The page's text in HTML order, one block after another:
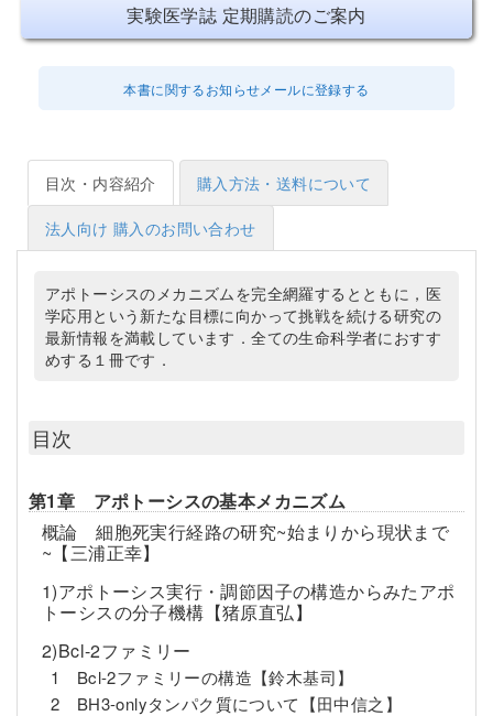
実験医学誌 定期購読のご案内
本書に関するお知らせメールに登録する
目次・内容紹介 購入方法・送料について
法人向け 購入のお問い合わせ
アポトーシスのメカニズムを完全網羅するとともに，医
学応用という新たな目標に向かって挑戦を続ける研究の
最新情報を満載しています．全ての生命科学者におすす
めする１冊です．
目次
第1章 アポトーシスの基本メカニズム
概論 細胞死実行経路の研究~始まりから現状まで
~【三浦正幸】
1)アポトーシス実行・調節因子の構造からみたアポ
トーシスの分子機構【猪原直弘】
2)Bcl-2ファミリー
1 Bcl-2ファミリーの構造【鈴木基司】
2 BH3-onlyタンパク質について【田中信之】